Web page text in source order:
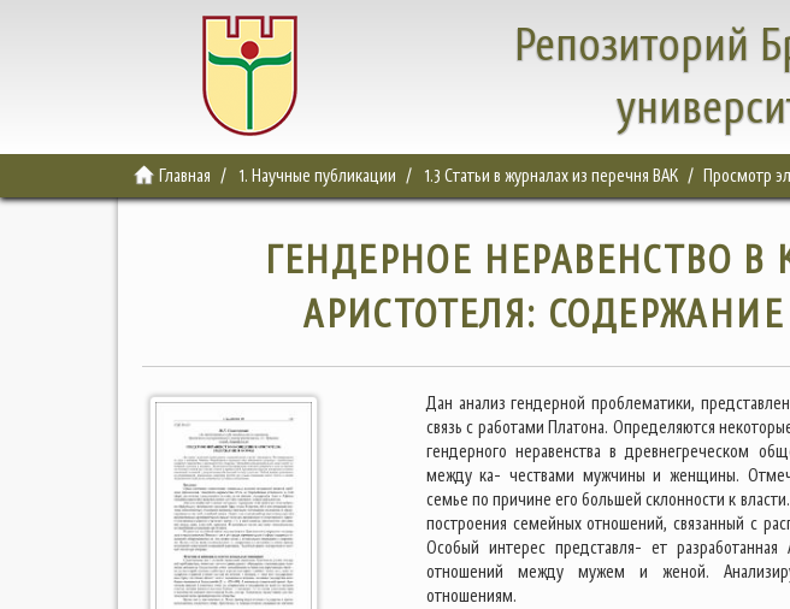
Репозиторий
Главная 1. Научные публикации 1.3 Статьи в журналах из перечня ВАК Просмотр
ГЕНДЕРНОЕ НЕРАВЕНСТВО
АРИСТОТЕЛЯ:
Дан анализ гендерной проблематики,
связь с работами Платона. Определяются
гендерного неравенства в древнегреческом
между ка- чествами мужчины и женщины.
семье по причине его большей склонности к
построения семейных отношений, связанный с
Особый интерес представля- ет
отношений между мужем и женой.
отношениям.